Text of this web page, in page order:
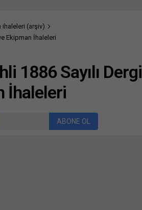
ihaleleri (arşiv)
Ekipman İhaleleri
1886 Sayılı Dergi
İhaleleri
ABONE OL